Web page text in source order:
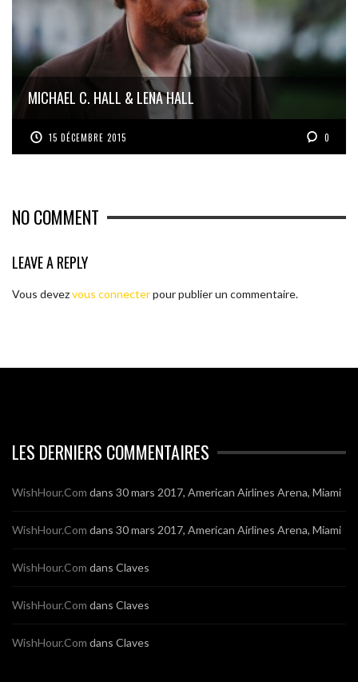
MICHAEL C. HALL & LENA HALL
15 DÉCEMBRE 2015 0
NO COMMENT
LEAVE A REPLY
Vous devezvous connecterpour publier un commentaire.
LES DERNIERS COMMENTAIRES
WishHour.Com dans 30 mars 2017, American Airlines Arena, Miami
WishHour.Com dans 30 mars 2017, American Airlines Arena, Miami
WishHour.Com dans Claves
WishHour.Com dans Claves
WishHour.Com dans Claves